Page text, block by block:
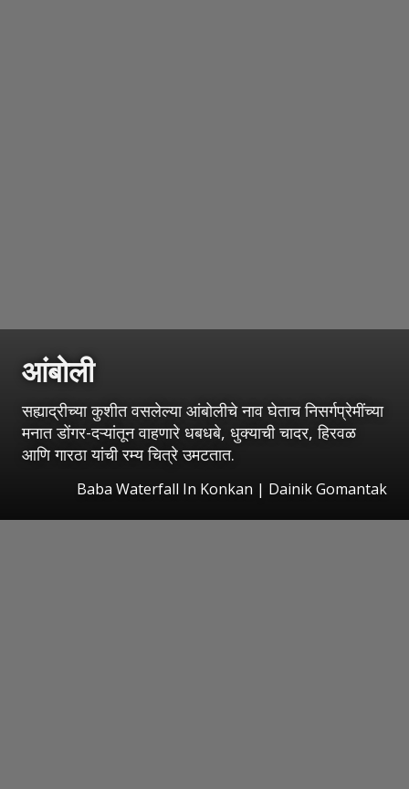
आंबोली
सह्याद्रीच्या कुशीत वसलेल्या आंबोलीचे नाव घेताच निसर्गप्रेमींच्या
मनात डोंगर-दऱ्यांतून वाहणारे धबधबे, धुक्याची चादर, हिरवळ
आणि गारठा यांची रम्य चित्रे उमटतात.
Baba Waterfall In Konkan | Dainik Gomantak